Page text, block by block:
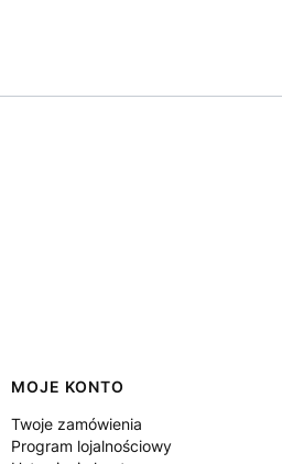
MOJE KONTO
Twoje zamówienia
Program lojalnościowy